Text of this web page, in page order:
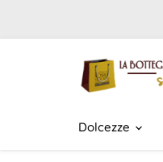
Dolcezze